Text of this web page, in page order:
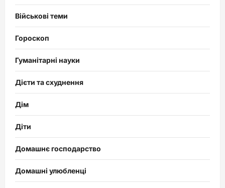
Військові теми
Гороскоп
Гуманітарні науки
Дієти та схуднення
Дім
Діти
Домашнє господарство
Домашні улюбленці